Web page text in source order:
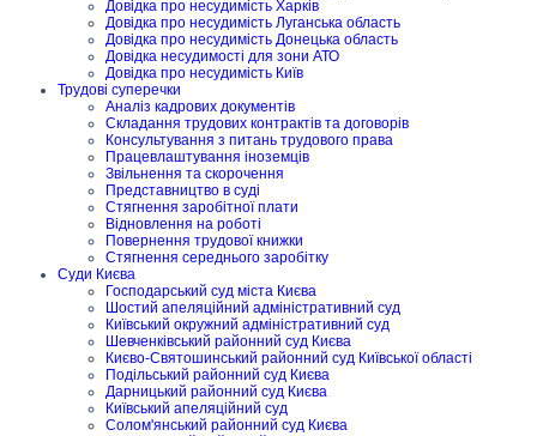
Довідка про несудимість Харків
Довідка про несудимість Луганська область
Довідка про несудимість Донецька область
Довідка несудимості для зони АТО
Довідка про несудимість Київ
Трудові суперечки
Аналіз кадрових документів
Складання трудових контрактів та договорів
Консультування з питань трудового права
Працевлаштування іноземців
Звільнення та скорочення
Представництво в суді
Стягнення заробітної плати
Відновлення на роботі
Повернення трудової книжки
Стягнення середнього заробітку
Суди Києва
Господарський суд міста Києва
Шостий апеляційний адміністративний суд
Київський окружний адміністративний суд
Шевченківський районний суд Києва
Києво-Святошинський районний суд Київської області
Подільський районний суд Києва
Дарницький районний суд Києва
Київський апеляційний суд
Солом'янський районний суд Києва